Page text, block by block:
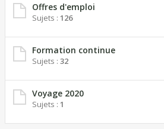
Offres d'emploi
Sujets : 126
Formation continue
Sujets : 32
Voyage 2020
Sujets : 1